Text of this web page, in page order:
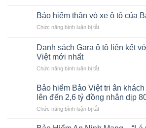
đọc
cáo
chính
mới
đầu
Bảo hiểm thân vỏ xe ô tô của
Chức năng bình luận bị tắtở
hiểm
thân
xe
tô
Bảo
hiểm
Danh sách Gara ô tô liên kết
Việt mới nhất
Chức năng bình luận bị tắtở
sách
ô
tô
kết
Bảo hiểm Bảo Việt tri ân
lên đến 2,6 tỷ đồng nhân dịp
Chức năng bình luận bị tắtở
hiểm